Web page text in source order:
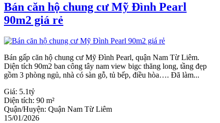
Bán căn hộ chung cư Mỹ Đình Pearl
90m2 giá rẻ
Bán gấp căn hộ chung cư Mỹ Đình Pearl, quận Nam Từ Liêm.
Diện tích 90m2 ban công tây nam view bigc thăng long, tầng đẹp
gồm 3 phòng ngủ, nhà có sàn gỗ, tủ bếp, điều hòa…. Đã làm...
Giá: 5.1tỷ
Diện tích: 90 m²
Quận/Huyện: Quận Nam Từ Liêm
15/01/2026